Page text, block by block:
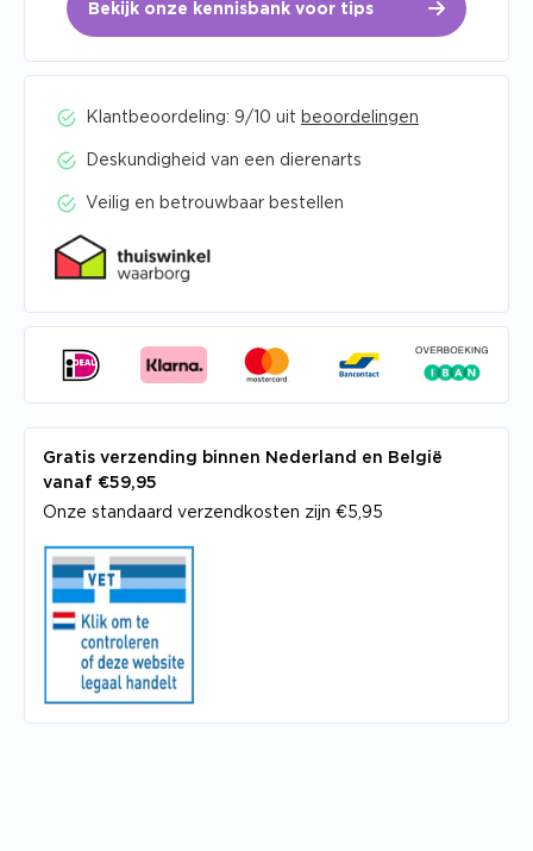
Bekijk onze kennisbank voor tips
Klantbeoordeling: 9/10 uit beoordelingen
Deskundigheid van een dierenarts
Veilig en betrouwbaar bestellen
Gratis verzending binnen Nederland en België
vanaf €59,95
Onze standaard verzendkosten zijn €5,95